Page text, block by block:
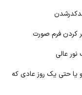
کردن فرم صورت
نور عالی
یا حتی یک روز عادی که